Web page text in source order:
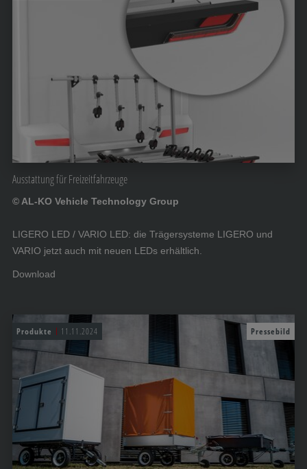
Ausstattung für Freizeitfahrzeuge
© AL-KO Vehicle Technology Group
LIGERO LED / VARIO LED: die Trägersysteme LIGERO und
VARIO jetzt auch mit neuen LEDs erhältlich.
Download
Produkte 11.11.2024 Pressebild